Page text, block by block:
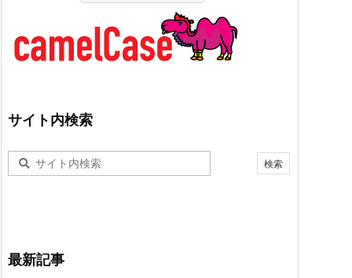
サイト内検索
最新記事